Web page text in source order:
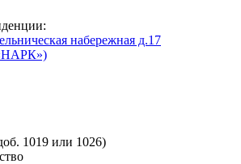
набережная д.17
1019 или 1026)